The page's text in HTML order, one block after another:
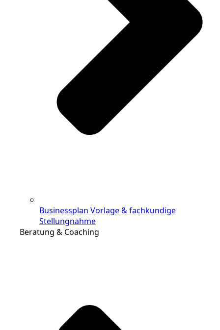
Businessplan Vorlage & fachkundige
Stellungnahme
Beratung & Coaching